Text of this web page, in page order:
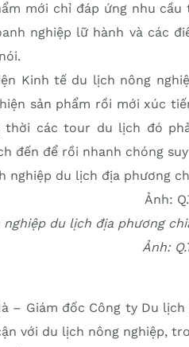
mới chỉ đáp ứng nhu
nghiệp lữ hành và các
Kinh tế du lịch nông
sản phẩm rồi mới xúc
thời các tour du lịch đó
đến để rồi nhanh chóng
du lịch địa phương
Ảnh:
– Giám đốc Công ty Du
với du lịch nông nghiệp,